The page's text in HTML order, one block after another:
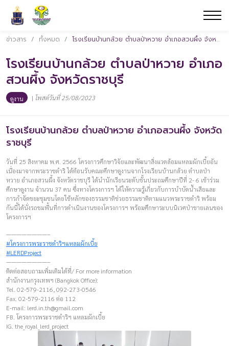
ข่าวสาร / ทั้งหมด / โรงเรียนบ้านกล้วย ตำบลป่าหวาย อำเภอสวนผึ้ง จังหวัดราชบุรี
โรงเรียนบ้านกล้วย ตำบลป่าหวาย อำเภอ
สวนผึ้ง จังหวัดราชบุรี
ดูงาน | โพสต์วันที่ 25/08/2023
โรงเรียนบ้านกล้วย ตำบลป่าหวาย อำเภอสวนผึ้ง จังหวัด
ราชบุรี
วันที่ 25 สิงหาคม พ.ศ. 2566 โครงการศึกษาวิจัยและพัฒนาสิ่งแวดล้อมแหลมผักเบี้ยอัน
เนื่องมาจากพระราชดำริ ได้ต้อนรับคณะศึกษาดูงานจากโรงเรียนบ้านกล้วย ตำบลป่า
หวาย อำเภอสวนผึ้ง จังหวัดราชบุรี ได้นำนักเรียนระดับชั้นประถมศึกษาปีที่ 2- 6 เข้าร่วม
ศึกษาดูงาน จำนวน 37 คน ซึ่งทางโครงการฯ ได้ให้ความรู้เกี่ยวกับการบำบัดน้ำเสียและ
การกำจัดขยะชุมชนโดยใช้หลักของธรรมชาติช่วยธรรมชาติตามแนวพระราชดำริ พร้อม
กันนี้ได้นั่งรถชมพื้นที่การดำเนินงานของโครงการฯ พร้อมศึกษาระบบนิเวศป่าชายเลนของ
โครงการฯ
————————–
#โครงการพระราชดำริฯแหลมผักเบี้ย
#LERDProject
————————–
ติดต่อสอบถามเพิ่มเติมได้ที่/ For more information
สำนักงานกรุงเทพฯ (Bangkok Office):
Tel. 02-579-2116, 092-273-0546
Fax. 02-579-2116 ต่อ 112
E-mail: lerd.in.th@gmail.com
FB. โครงการพระราชดำริฯ แหลมผักเบี้ย
IG. the_royal_lerd_project